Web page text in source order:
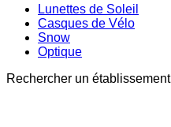
Lunettes de Soleil
Casques de Vélo
Snow
Optique
Rechercher un établissement